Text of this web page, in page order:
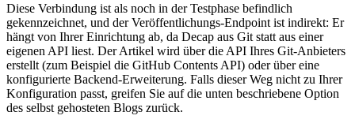
Diese Verbindung ist als noch in der Testphase befindlich
gekennzeichnet, und der Veröffentlichungs-Endpoint ist indirekt: Er
hängt von Ihrer Einrichtung ab, da Decap aus Git statt aus einer
eigenen API liest. Der Artikel wird über die API Ihres Git-Anbieters
erstellt (zum Beispiel die GitHub Contents API) oder über eine
konfigurierte Backend-Erweiterung. Falls dieser Weg nicht zu Ihrer
Konfiguration passt, greifen Sie auf die unten beschriebene Option
des selbst gehosteten Blogs zurück.